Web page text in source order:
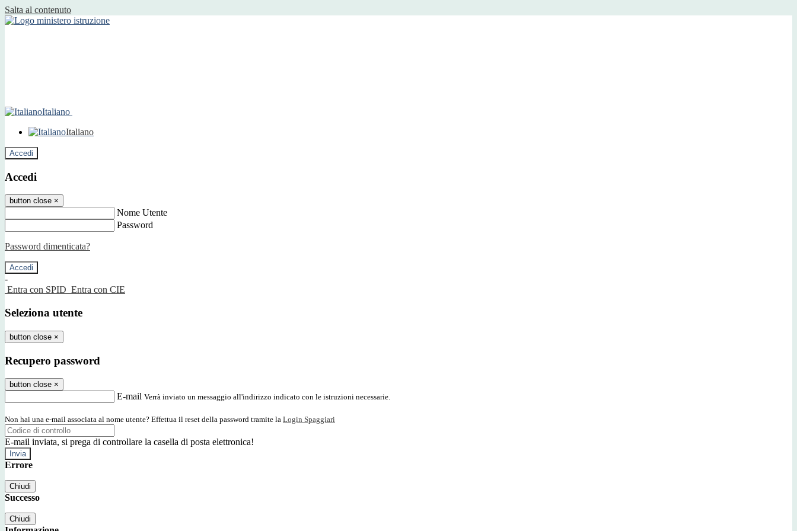
Salta al contenuto
Italiano
Italiano
Accedi
Accedi
button close ×
Nome Utente
Password
Password dimenticata?
-
Entra con SPID Entra con CIE
Seleziona utente
button close ×
Recupero password
button close ×
E-mail Verrà inviato un messaggio all'indirizzo indicato con le istruzioni necessarie.
Non hai una e-mail associata al nome utente? Effettua il reset della password tramite la Login Spaggiari
E-mail inviata, si prega di controllare la casella di posta elettronica!
Errore
Chiudi
Successo
Chiudi